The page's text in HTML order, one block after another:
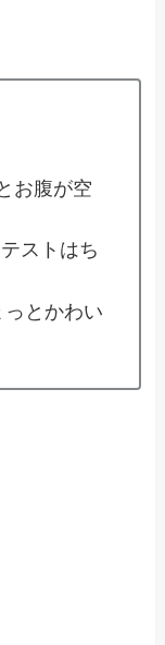
お腹が空
ストはち
っとかわい